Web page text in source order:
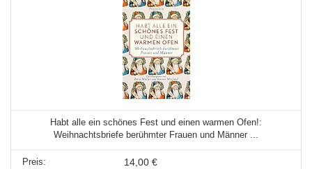
Habt alle ein schönes Fest und einen warmen Ofen!:
Weihnachtsbriefe berühmter Frauen und Männer ...
14,00 €